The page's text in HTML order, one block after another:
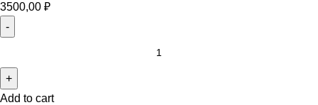
3500,00 ₽
Add to cart